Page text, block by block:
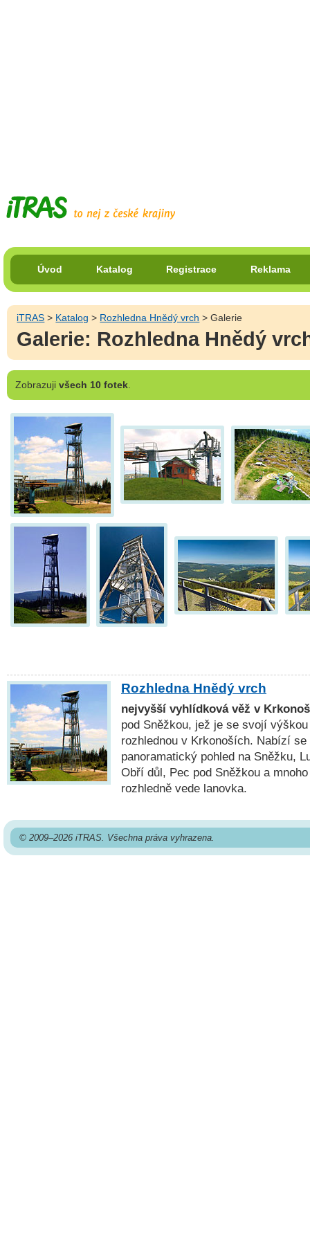
Úvod Katalog Registrace Reklama
iTRAS > Katalog > Rozhledna Hnědý vrch > Galerie
Galerie: Rozhledna Hnědý
Zobrazuji všech 10 fotek.
Rozhledna Hnědý vrch
nejvyšší vyhlídková věž v
pod Sněžkou, jež je se svojí
rozhlednou v Krkonoších. Nabízí
panoramatický pohled na Sněžku,
Obří důl, Pec pod Sněžkou a
rozhledně vede lanovka.
© 2009–2026 iTRAS. Všechna práva vyhrazena.